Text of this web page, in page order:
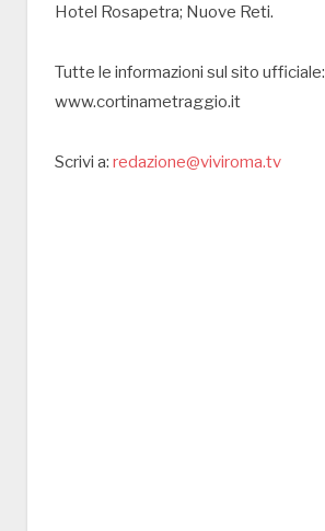
Hotel Rosapetra; Nuove Reti.
Tutte le informazioni sul sito ufficiale:
www.cortinametraggio.it
Scrivi a: redazione@viviroma.tv